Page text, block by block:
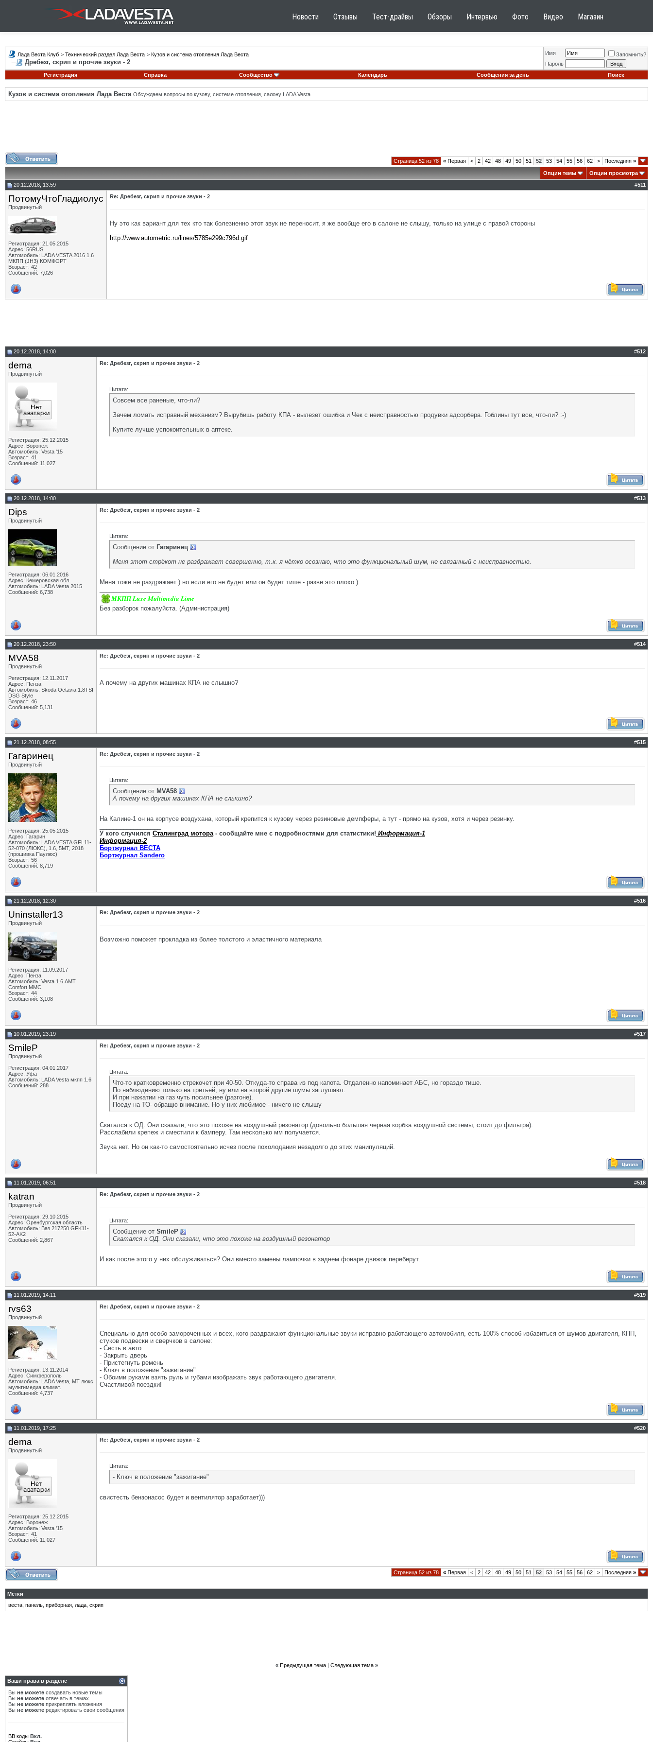
Новости Отзывы Тест-драйвы Обзоры Интервью Фото Видео Магазин
Лада Веста Клуб > Технический раздел Лада Веста > Кузов и система отопления Лада Веста
Дребезг, скрип и прочие звуки - 2
Имя
Запомнить?
Пароль
Регистрация
Справка Сообщество Календарь Сообщения за день Поиск
Кузов и система отопления Лада Веста Обсуждаем вопросы по кузову, системе отопления, салону LADA Vesta.
Страница 52 из 78 « Первая < 2 42 48 49 50 51 52 53 54 55 56 62 > Последняя »
Опции темы
Опции просмотра
20.12.2018, 13:59
#511
ПотомуЧтоГладиолус
Продвинутый
Регистрация: 21.05.2015
Адрес: 56RUS
Автомобиль: LADA VESTA 2016 1.6
МКПП (JH3) КОМФОРТ
Возраст: 42
Сообщений: 7,026
Re: Дребезг, скрип и прочие звуки - 2
Ну это как вариант для тех кто так болезненно этот звук не переносит, я же вообще его в салоне не слышу, только на улице с правой стороны
http://www.autometric.ru/lines/5785e299c796d.gif
20.12.2018, 14:00 #512
dema
Продвинутый
Регистрация: 25.12.2015
Адрес: Воронеж
Автомобиль: Vesta '15
Возраст: 41
Сообщений: 11,027
Re: Дребезг, скрип и прочие звуки - 2
Цитата:
Совсем все раненые, что-ли?
Зачем ломать исправный механизм? Вырубишь работу КПА - вылезет ошибка и Чек с неисправностью продувки адсорбера. Гоблины тут все, что-ли? :-)
Купите лучше успокоительных в аптеке.
20.12.2018, 14:00 #513
Dips
Продвинутый
Регистрация: 06.01.2016
Адрес: Кемеровская обл.
Автомобиль: LADA Vesta 2015
Сообщений: 6,738
Re: Дребезг, скрип и прочие звуки - 2
Цитата:
Сообщение от Гагаринец
Меня этот стрёкот не раздражает совершенно, т.к. я чётко осознаю, что это функциональный шум, не связанный с неисправностью.
Меня тоже не раздражает ) но если его не будет или он будет тише - разве это плохо )
МКПП Luxe Multimedia Lime
Без разборок пожалуйста. (Администрация)
20.12.2018, 23:50 #514
MVA58
Продвинутый
Регистрация: 12.11.2017
Адрес: Пенза
Автомобиль: Skoda Octavia 1.8TSI
DSG Style
Возраст: 46
Сообщений: 5,131
Re: Дребезг, скрип и прочие звуки - 2
А почему на других машинах КПА не слышно?
21.12.2018, 08:55 #515
Гагаринец
Продвинутый
Регистрация: 25.05.2015
Адрес: Гагарин
Автомобиль: LADA VESTA GFL11-
52-070 (ЛЮКС), 1.6, 5МТ, 2018
(прошивка Паулюс)
Возраст: 56
Сообщений: 8,719
Re: Дребезг, скрип и прочие звуки - 2
Цитата:
Сообщение от MVA58
А почему на других машинах КПА не слышно?
На Калине-1 он на корпусе воздухана, который крепится к кузову через резиновые демпферы, а тут - прямо на кузов, хотя и через резинку.
У кого случился Сталинград мотора- сообщайте мне с подробностями для статистики! Информация-1
Информация-2
Бортжурнал ВЕСТА
Бортжурнал Sandero
21.12.2018, 12:30 #516
Uninstaller13
Продвинутый
Регистрация: 11.09.2017
Адрес: Пенза
Автомобиль: Vesta 1.6 АМТ
Comfort MMC
Возраст: 44
Сообщений: 3,108
Re: Дребезг, скрип и прочие звуки - 2
Возможно поможет прокладка из более толстого и эластичного материала
10.01.2019, 23:19 #517
SmileP
Продвинутый
Регистрация: 04.01.2017
Адрес: Уфа
Автомобиль: LADA Vesta мкпп 1.6
Сообщений: 288
Re: Дребезг, скрип и прочие звуки - 2
Цитата:
Что-то кратковременно стрекочет при 40-50. Откуда-то справа из под капота. Отдаленно напоминает АБС, но гораздо тише.
По наблюдению только на третьей, ну или на второй другие шумы заглушают.
И при нажатии на газ чуть посильнее (разгоне).
Поеду на ТО- обращю внимание. Но у них любимое - ничего не слышу
Скатался к ОД. Они сказали, что это похоже на воздушный резонатор (довольно большая черная корбка воздушной системы, стоит до фильтра).
Расслабили крепеж и сместили к бамперу. Там несколько мм получается.
Звука нет. Но он как-то самостоятельно исчез после похолодания незадолго до этих манипуляций.
11.01.2019, 06:51 #518
katran
Продвинутый
Регистрация: 29.10.2015
Адрес: Оренбургская область
Автомобиль: Ваз 217250 GFK11-
52-AK2
Сообщений: 2,867
Re: Дребезг, скрип и прочие звуки - 2
Цитата:
Сообщение от SmileP
Скатался к ОД. Они сказали, что это похоже на воздушный резонатор
И как после этого у них обслуживаться? Они вместо замены лампочки в заднем фонаре движок переберут.
11.01.2019, 14:11 #519
rvs63
Продвинутый
Регистрация: 13.11.2014
Адрес: Симферополь
Автомобиль: LADA Vesta, МТ люкс
мультимедиа климат.
Сообщений: 4,737
Re: Дребезг, скрип и прочие звуки - 2
Специально для особо замороченных и всех, кого раздражают функциональные звуки исправно работающего автомобиля, есть 100% способ избавиться от шумов двигателя, КПП,
стуков подвески и сверчков в салоне:
- Сесть в авто
- Закрыть дверь
- Пристегнуть ремень
- Ключ в положение "зажигание"
- Обоими руками взять руль и губами изображать звук работающего двигателя.
Счастливой поездки!
11.01.2019, 17:25 #520
dema
Продвинутый
Регистрация: 25.12.2015
Адрес: Воронеж
Автомобиль: Vesta '15
Возраст: 41
Сообщений: 11,027
Re: Дребезг, скрип и прочие звуки - 2
Цитата:
- Ключ в положение "зажигание"
свистесть бензонасос будет и вентилятор заработает)))
Страница 52 из 78 « Первая < 2 42 48 49 50 51 52 53 54 55 56 62 > Последняя »
Метки
веста панель приборная лада скрип
« Предыдущая тема| Следующая тема »
Ваши права в разделе
Вы не можете создавать новые темы
Вы не можете отвечать в темах
Вы не можете прикреплять вложения
Вы не можете редактировать свои сообщения
BB коды Вкл.